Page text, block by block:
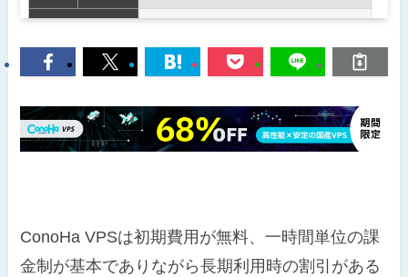
ConoHa VPSは初期費用が無料、一時間単位の課
金制が基本でありながら長期利用時の割引がある